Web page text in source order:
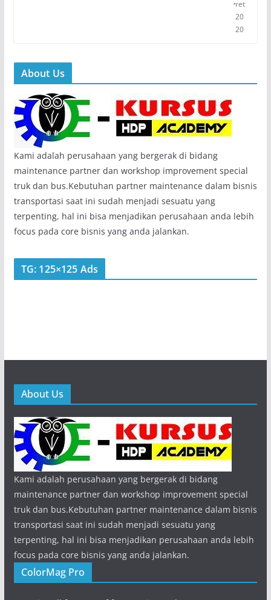
ret
20
20
About Us
Kami adalah perusahaan yang bergerak di bidang
maintenance partner dan workshop improvement special
truk dan bus.Kebutuhan partner maintenance dalam bisnis
transportasi saat ini sudah menjadi sesuatu yang
terpenting, hal ini bisa menjadikan perusahaan anda lebih
focus pada core bisnis yang anda jalankan.
TG: 125×125 Ads
About Us
Kami adalah perusahaan yang bergerak di bidang
maintenance partner dan workshop improvement special
truk dan bus.Kebutuhan partner maintenance dalam bisnis
transportasi saat ini sudah menjadi sesuatu yang
terpenting, hal ini bisa menjadikan perusahaan anda lebih
focus pada core bisnis yang anda jalankan.
ColorMag Pro